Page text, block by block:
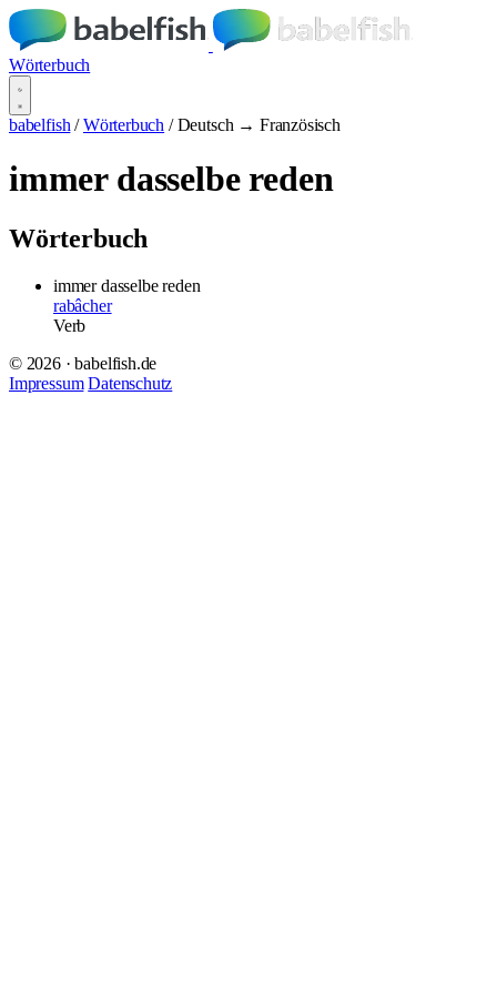
Wörterbuch
babelfish / Wörterbuch / Deutsch → Französisch
immer dasselbe reden
Wörterbuch
immer dasselbe reden
rabâcher
Verb
© 2026 · babelfish.de
Impressum Datenschutz